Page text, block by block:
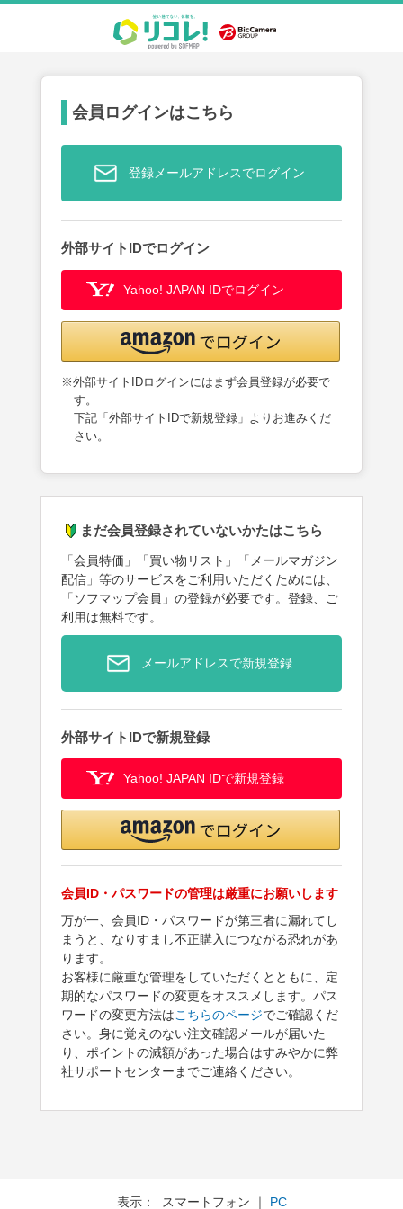
会員ログインはこちら
登録メールアドレスでログイン
外部サイトIDでログイン
Yahoo! JAPAN IDでログイン
※外部サイトIDログインにはまず会員登録が必要で
す。
下記「外部サイトIDで新規登録」よりお進みくだ
さい。
まだ会員登録されていないかたはこちら
「会員特価」「買い物リスト」「メールマガジン
配信」等のサービスをご利用いただくためには、
「ソフマップ会員」の登録が必要です。登録、ご
利用は無料です。
メールアドレスで新規登録
外部サイトIDで新規登録
Yahoo! JAPAN IDで新規登録
会員ID・パスワードの管理は厳重にお願いします
万が一、会員ID・パスワードが第三者に漏れてし
まうと、なりすまし不正購入につながる恐れがあ
ります。
お客様に厳重な管理をしていただくとともに、定
期的なパスワードの変更をオススメします。パス
ワードの変更方法はこちらのページでご確認くだ
さい。身に覚えのない注文確認メールが届いた
り、ポイントの減額があった場合はすみやかに弊
社サポートセンターまでご連絡ください。
表示： スマートフォン ｜ PC